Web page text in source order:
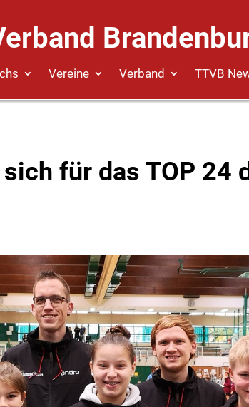
Vereine Verband TTVB
für das TOP 24